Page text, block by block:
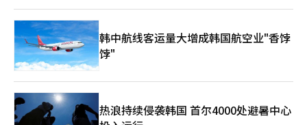
韩中航线客运量大增成韩国航空业"香饽
饽"
热浪持续侵袭韩国 首尔4000处避暑中心